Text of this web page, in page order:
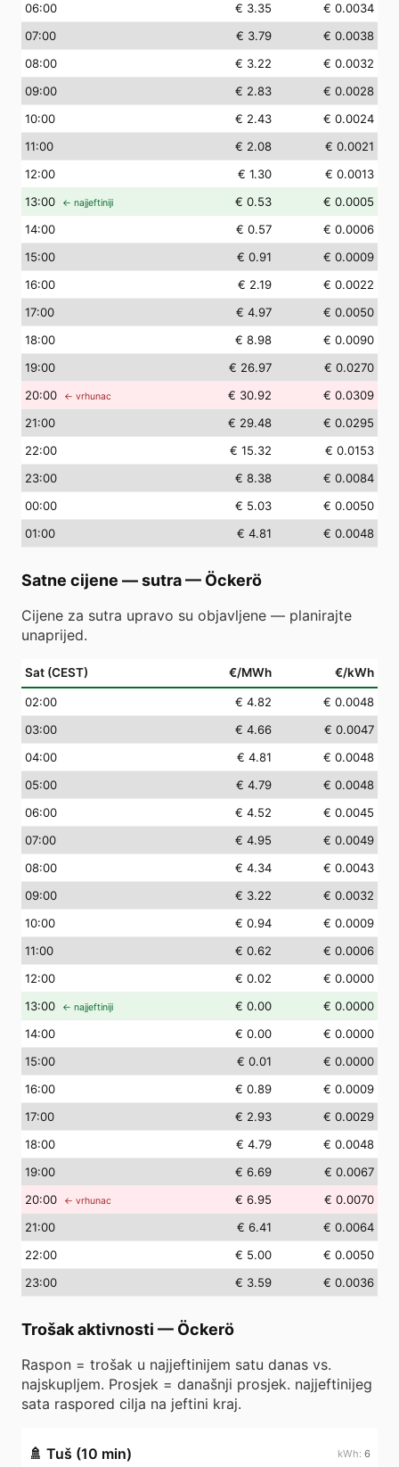
06:00 € 3.35
€ 0.0034
07:00 € 3.79
€ 0.0038
08:00 € 3.22
€ 0.0032
09:00 € 2.83
€ 0.0028
10:00 € 2.43
€ 0.0024
11:00 € 2.08
€ 0.0021
12:00 € 1.30
€ 0.0013
13:00 ← najjeftiniji € 0.53
€ 0.0005
14:00 € 0.57
€ 0.0006
15:00 € 0.91
€ 0.0009
16:00 € 2.19
€ 0.0022
17:00 € 4.97
€ 0.0050
18:00 € 8.98
€ 0.0090
19:00 € 26.97
€ 0.0270
20:00 ← vrhunac € 30.92
€ 0.0309
21:00 € 29.48
€ 0.0295
22:00 € 15.32
€ 0.0153
23:00 € 8.38
€ 0.0084
00:00 € 5.03
€ 0.0050
01:00 € 4.81 € 0.0048
Satne cijene — sutra— Öckerö
Cijene za sutra upravo su objavljene — planirajte
unaprijed.
Sat (CEST) €/MWh €/kWh
02:00 € 4.82
€ 0.0048
03:00 € 4.66
€ 0.0047
04:00 € 4.81
€ 0.0048
05:00 € 4.79
€ 0.0048
06:00 € 4.52
€ 0.0045
07:00 € 4.95
€ 0.0049
08:00 € 4.34
€ 0.0043
09:00 € 3.22
€ 0.0032
10:00 € 0.94
€ 0.0009
11:00 € 0.62
€ 0.0006
12:00 € 0.02
€ 0.0000
13:00 ← najjeftiniji € 0.00
€ 0.0000
14:00 € 0.00
€ 0.0000
15:00 € 0.01
€ 0.0000
16:00 € 0.89
€ 0.0009
17:00 € 2.93
€ 0.0029
18:00 € 4.79
€ 0.0048
19:00 € 6.69
€ 0.0067
20:00 ← vrhunac € 6.95
€ 0.0070
21:00 € 6.41
€ 0.0064
22:00 € 5.00
€ 0.0050
23:00 € 3.59 € 0.0036
Trošak aktivnosti — Öckerö
Raspon = trošak u najjeftinijem satu danas vs.
najskupljem. Prosjek = današnji prosjek. najjeftinijeg
sata raspored cilja na jeftini kraj.
🚿 Tuš (10 min) 6